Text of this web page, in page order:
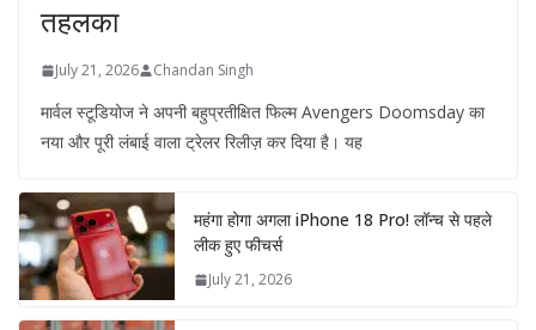
तहलका
July 21, 2026 Chandan Singh
मार्वल स्टूडियोज ने अपनी बहुप्रतीक्षित फिल्म Avengers Doomsday का
नया और पूरी लंबाई वाला ट्रेलर रिलीज़ कर दिया है। यह
महंगा होगा अगला iPhone 18 Pro! लॉन्च से पहले
लीक हुए फीचर्स
July 21, 2026